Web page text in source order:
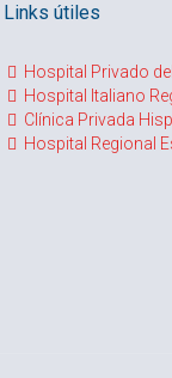
Links útiles
Hospital Privado
Hospital Italiano
Clínica Privada
Hospital Regional